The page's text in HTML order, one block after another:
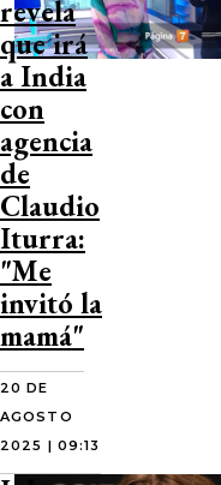
revela
que irá
a India
con
agencia
de
Claudio
Iturra:
"Me
invitó la
mamá"
20 DE
AGOSTO
2025 | 09:13